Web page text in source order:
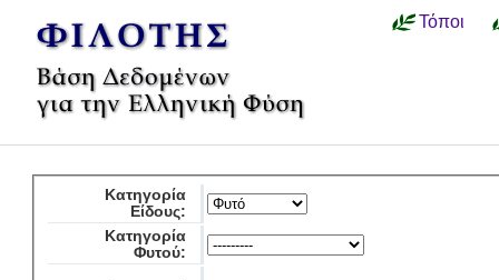
Τόποι
Κατηγορία
Είδους:
Κατηγορία
Φυτού: